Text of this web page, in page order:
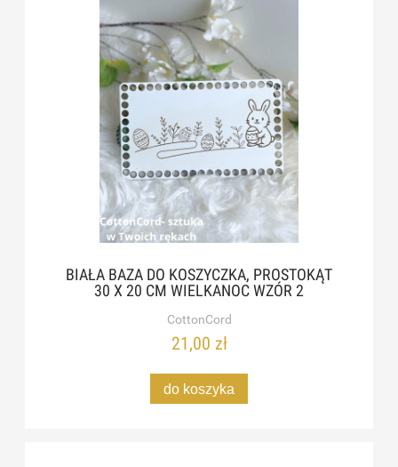
BIAŁA BAZA DO KOSZYCZKA, PROSTOKĄT
30 X 20 CM WIELKANOC WZÓR 2
CottonCord
21,00 zł
do koszyka